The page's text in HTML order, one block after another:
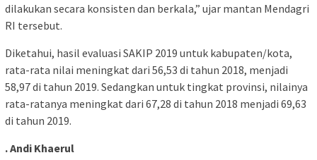
dilakukan secara konsisten dan berkala,” ujar mantan Mendagri
RI tersebut.
Diketahui, hasil evaluasi SAKIP 2019 untuk kabupaten/kota,
rata-rata nilai meningkat dari 56,53 di tahun 2018, menjadi
58,97 di tahun 2019. Sedangkan untuk tingkat provinsi, nilainya
rata-ratanya meningkat dari 67,28 di tahun 2018 menjadi 69,63
di tahun 2019.
. Andi Khaerul